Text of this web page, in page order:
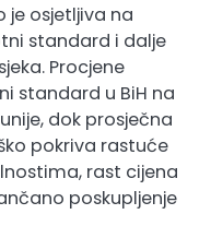
je osjetljiva na
standard i dalje
Procjene
standard u BiH na
dok prosječna
pokriva rastuće
rast cijena
poskupljenje